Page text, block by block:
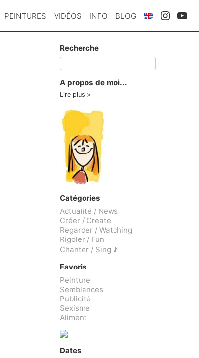
PEINTURES VIDÉOS INFO BLOG
Recherche
A propos de moi...
Lire plus
Catégories
Actualité / News
Créer / Create
Regarder / Watching
Rigoler / Fun
Chanter / Sing ♪
Favoris
Peinture
Semblances
Publicité
Sexisme
Aliment
Dates